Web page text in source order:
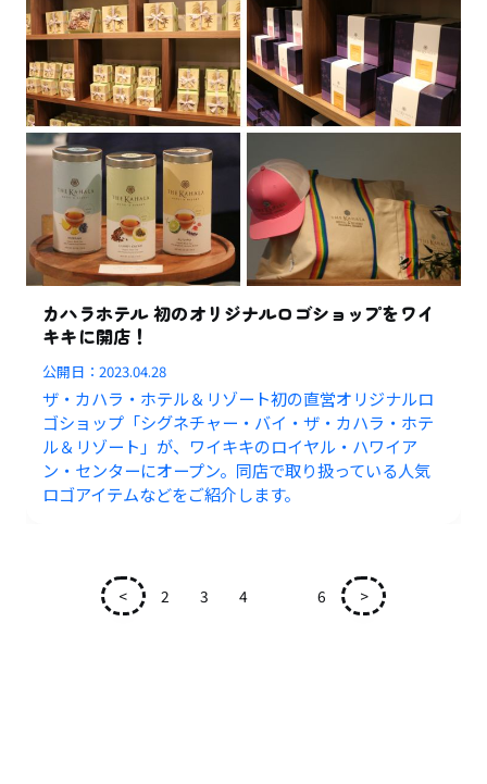
カハラホテル 初のオリジナルロゴショップをワイ
キキに開店！
公開日：2023.04.28
ザ・カハラ・ホテル＆リゾート初の直営オリジナルロ
ゴショップ「シグネチャー・バイ・ザ・カハラ・ホテ
ル＆リゾート」が、ワイキキのロイヤル・ハワイア
ン・センターにオープン。同店で取り扱っている人気
ロゴアイテムなどをご紹介します。
< 2 3 4 6 >